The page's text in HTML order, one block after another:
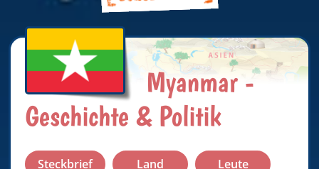
Myanmar -
Geschichte & Politik
Steckbrief Land
Leute